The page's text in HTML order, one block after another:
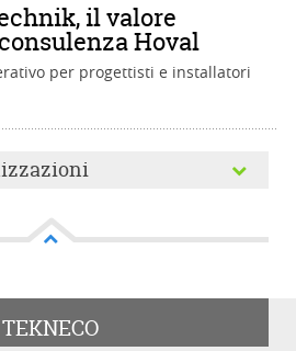
il valore
Hoval
per progettisti e installatori
TEKNECO